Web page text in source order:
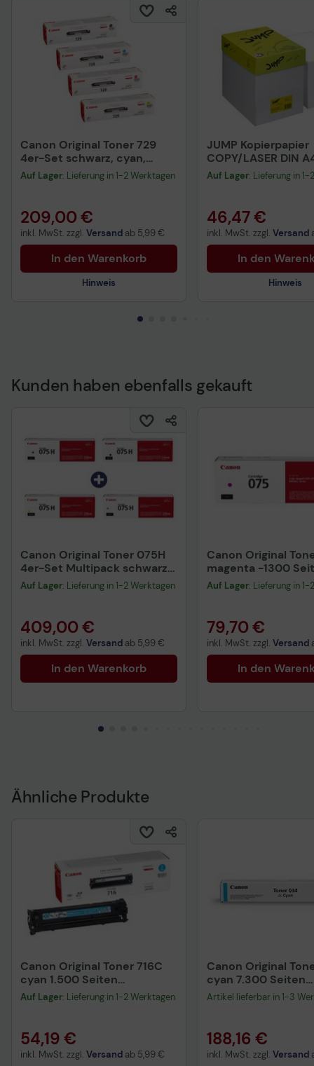
Canon Original Toner 729
4er-Set schwarz, cyan,
magenta, gelb
(OP4370B002)
Auf Lager: Lieferung in 1-2 Werktagen
209,00 €
inkl. MwSt. zzgl. Versand ab 5,99 €
In den Warenkorb
Hinweis
JUMP Kopierpapier
COPY/LASER DIN
Auf Lager: Lieferung in
46,47 €
inkl. MwSt. zzgl. Versand
In den
Hinweis
Kunden haben ebenfalls gekauft
Canon Original Toner 075H
4er-Set Multipack schwarz,
cyan, magenta, gelb
6369C002, 6368C002,
Auf Lager: Lieferung in 1-2 Werktagen
409,00 €
inkl. MwSt. zzgl. Versand ab 5,99 €
In den Warenkorb
Canon Original
magenta -1300
(6363C002)
Auf Lager: Lieferung in
79,70 €
inkl. MwSt. zzgl. Versand
In den
Ähnliche Produkte
Canon Original Toner 716C
cyan 1.500 Seiten
(1979B002)
Auf Lager: Lieferung in 1-2 Werktagen
54,19 €
inkl. MwSt. zzgl. Versand ab 5,99 €
Canon Original
cyan 7.300 Seiten
(9453B001)
Artikel lieferbar in 1-3
188,16 €
inkl. MwSt. zzgl. Versand